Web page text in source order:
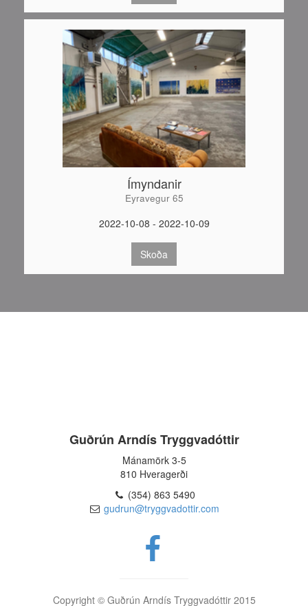
Ímyndanir
Eyravegur 65
2022-10-08 - 2022-10-09
Skoða
Guðrún Arndís Tryggvadóttir
Mánamörk 3-5
810 Hveragerði
(354) 863 5490
gudrun@tryggvadottir.com
Copyright © Guðrún Arndís Tryggvadóttir 2015